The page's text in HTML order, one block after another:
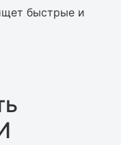
быстрые и